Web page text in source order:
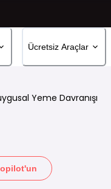
Ücretsiz Araçlar
Yeme Davranışı